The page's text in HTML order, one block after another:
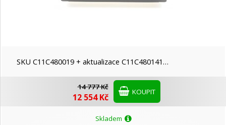
SKU C11C480019 + aktualizace C11C480141…
14 777 Kč
12 554 Kč KOUPIT
Skladem